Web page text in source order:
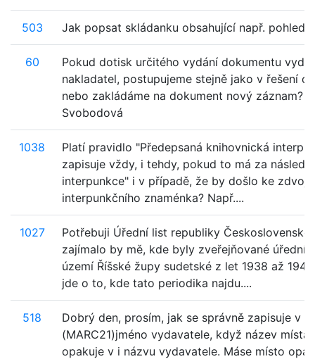
503 Jak popsat skládanku obsahující např.
60
Pokud dotisk určitého vydání dokumentu vydá
nakladatel, postupujeme stejně jako v řešení
nebo zakládáme na dokument nový záznam?
Svobodová
1038
Platí pravidlo "Předepsaná knihovnická
zapisuje vždy, i tehdy, pokud to má za
interpunkce" i v případě, že by došlo ke
interpunkčního znaménka? Např....
1027
Potřebuji Úřední list republiky Československé
zajímalo by mě, kde byly zveřejňované úřední
území Říšské župy sudetské z let 1938 až
jde o to, kde tato periodika najdu....
518
Dobrý den, prosím, jak se správně zapisuje v
(MARC21)jméno vydavatele, když název místa
opakuje v i názvu vydavatele. Máse místo